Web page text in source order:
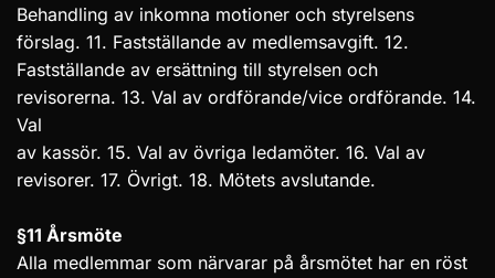
Behandling av inkomna motioner och styrelsens
förslag. 11. Fastställande av medlemsavgift. 12.
Fastställande av ersättning till styrelsen och
revisorerna. 13. Val av ordförande/vice ordförande. 14.
Val
av kassör. 15. Val av övriga ledamöter. 16. Val av
revisorer. 17. Övrigt. 18. Mötets avslutande.
§11 Årsmöte
Alla medlemmar som närvarar på årsmötet har en röst